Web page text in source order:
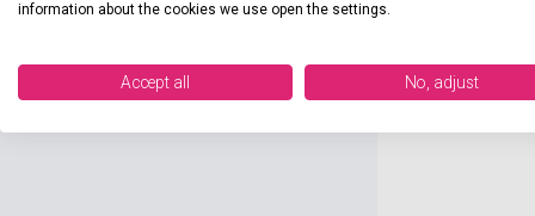
information about the cookies we use open the settings.
Accept all No, adjust